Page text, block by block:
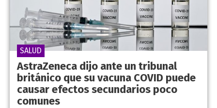
AstraZeneca dijo ante un tribunal
británico que su vacuna COVID puede
causar efectos secundarios poco
comunes
SALUD